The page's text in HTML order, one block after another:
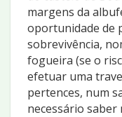
margens da
oportunidade de
sobrevivência,
fogueira (se o
efetuar uma
pertences, num
necessário saber